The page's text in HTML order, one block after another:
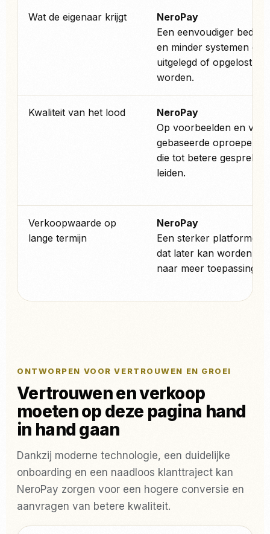
Wat de eigenaar krijgt
NeroPay
Een eenvoudiger
en minder systemen die
uitgelegd of opgelost
worden.
Kwaliteit van het lood
NeroPay
Op voorbeelden en
gebaseerde oproepen
die tot betere
leiden.
Verkoopwaarde op
lange termijn
NeroPay
Een sterker
dat later kan worden
naar meer toepassingen.
ONTWORPEN VOOR VERTROUWEN EN GROEI
Vertrouwen en verkoop
moeten op deze pagina hand
in hand gaan
Dankzij moderne technologie, een duidelijke
onboarding en een naadloos klanttraject kan
NeroPay zorgen voor een hogere conversie en
aanvragen van betere kwaliteit.